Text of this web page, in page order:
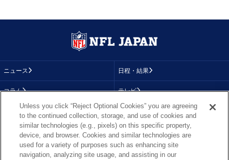
ニュース 日程・結果
コラム テレビ
画像
順位表
About NFL
Unless you click “Reject Optional Cookies” you are agreeing
to the continued collection, storage, and use of cookies and
similar technologies (e.g., pixels) on this specific property,
device, and browser. Cookies and similar technologies are
used for a variety of purposes such as enhancing site
navigation, analyzing site usage, and assisting in our